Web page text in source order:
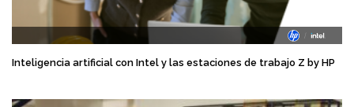
Inteligencia artificial con Intel y las estaciones de trabajo Z by HP